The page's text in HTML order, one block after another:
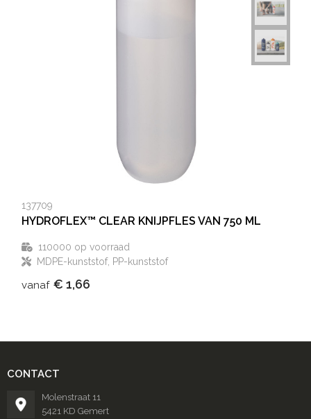
137709
HYDROFLEX™ CLEAR KNIJPFLES VAN 750 ML
110000 op voorraad
MDPE-kunststof, PP-kunststof
vanaf € 1,66
CONTACT
Molenstraat 11
5421 KD Gemert